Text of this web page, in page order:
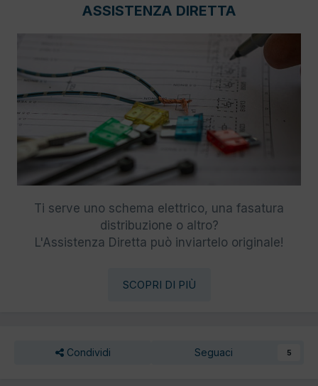
ASSISTENZA DIRETTA
Ti serve uno schema elettrico, una fasatura
distribuzione o altro?
L'Assistenza Diretta può inviartelo originale!
SCOPRI DI PIÙ
Condividi Seguaci 5